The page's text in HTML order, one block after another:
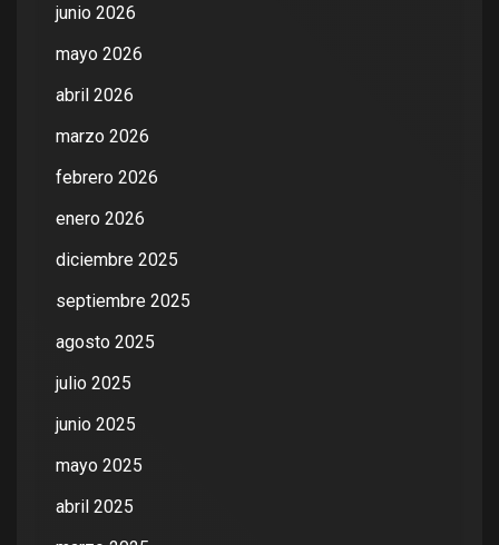
junio 2026
mayo 2026
abril 2026
marzo 2026
febrero 2026
enero 2026
diciembre 2025
septiembre 2025
agosto 2025
julio 2025
junio 2025
mayo 2025
abril 2025